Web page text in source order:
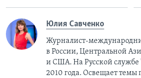
Юлия Савченко
Журналист-
в России, Центральной
и США. На Русской службе
2010 года. Освещает темы